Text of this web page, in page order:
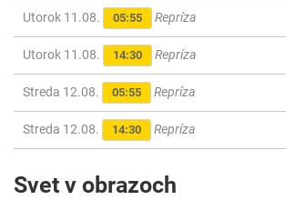
Utorok 11.08. 05:55 Repríza
Utorok 11.08. 14:30 Repríza
Streda 12.08. 05:55 Repríza
Streda 12.08. 14:30 Repríza
Svet v obrazoch